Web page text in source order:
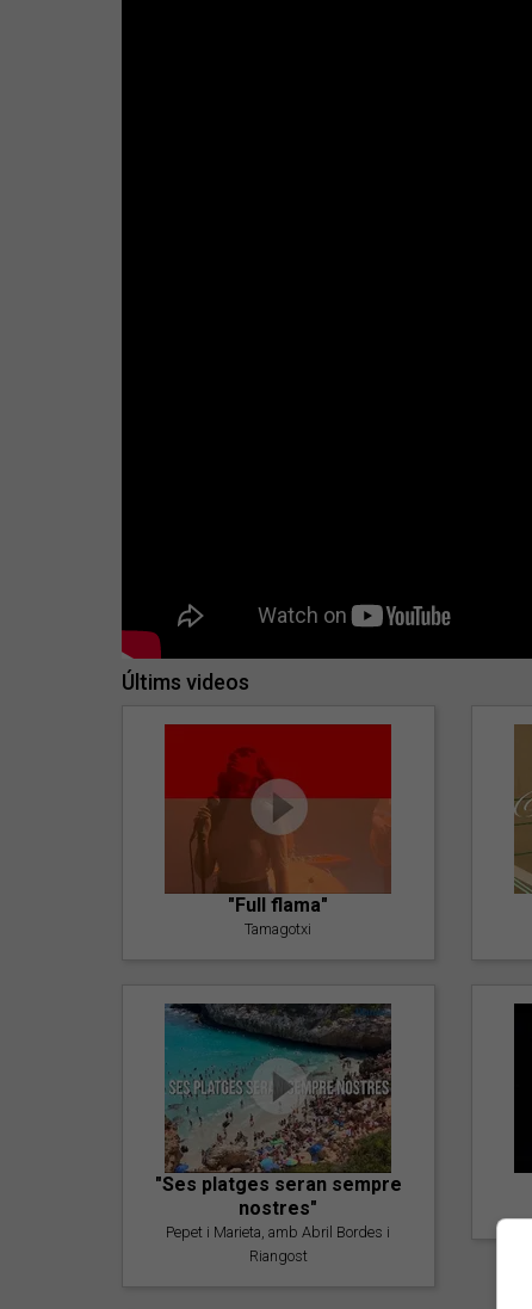
Últims videos
"Full flama"
Tamagotxi
"Ses platges seran sempre
nostres"
Pepet i Marieta, amb Abril Bordes i
Riangost